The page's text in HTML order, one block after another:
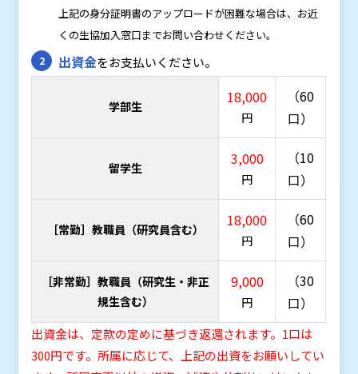
上記の身分証明書のアップロードが困難な場合は、お近
くの生協加入窓口までお問い合わせください。
出資金をお支払いください。
学部生 18,000
円
（60
口）
留学生 3,000
円
（10
口）
［常勤］教職員（研究員含む） 18,000
円
（60
口）
［非常勤］教職員（研究生・非正
規生含む）
9,000
円
（30
口）
出資金は、定款の定めに基づき返還されます。1口は
300円です。所属に応じて、上記の出資をお願いしてい